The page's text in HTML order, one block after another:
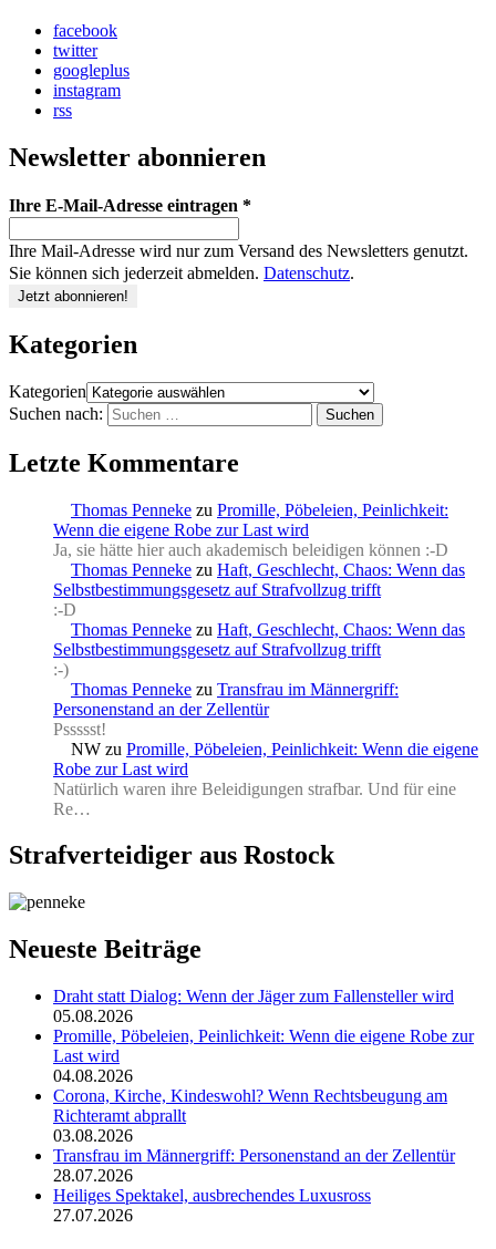
facebook
twitter
googleplus
instagram
rss
Newsletter abonnieren
Ihre E-Mail-Adresse eintragen *
Ihre Mail-Adresse wird nur zum Versand des Newsletters genutzt.
Sie können sich jederzeit abmelden. Datenschutz.
Kategorien
Kategorien
Suchen nach:
Letzte Kommentare
Thomas Penneke zu Promille, Pöbeleien, Peinlichkeit:
Wenn die eigene Robe zur Last wird
Ja, sie hätte hier auch akademisch beleidigen können :-D
Thomas Penneke zu Haft, Geschlecht, Chaos: Wenn das
Selbstbestimmungsgesetz auf Strafvollzug trifft
:-D
Thomas Penneke zu Haft, Geschlecht, Chaos: Wenn das
Selbstbestimmungsgesetz auf Strafvollzug trifft
:-)
Thomas Penneke zu Transfrau im Männergriff:
Personenstand an der Zellentür
Pssssst!
NW zu Promille, Pöbeleien, Peinlichkeit: Wenn die eigene
Robe zur Last wird
Natürlich waren ihre Beleidigungen strafbar. Und für eine
Re…
Strafverteidiger aus Rostock
Neueste Beiträge
Draht statt Dialog: Wenn der Jäger zum Fallensteller wird
05.08.2026
Promille, Pöbeleien, Peinlichkeit: Wenn die eigene Robe zur
Last wird
04.08.2026
Corona, Kirche, Kindeswohl? Wenn Rechtsbeugung am
Richteramt abprallt
03.08.2026
Transfrau im Männergriff: Personenstand an der Zellentür
28.07.2026
Heiliges Spektakel, ausbrechendes Luxusross
27.07.2026